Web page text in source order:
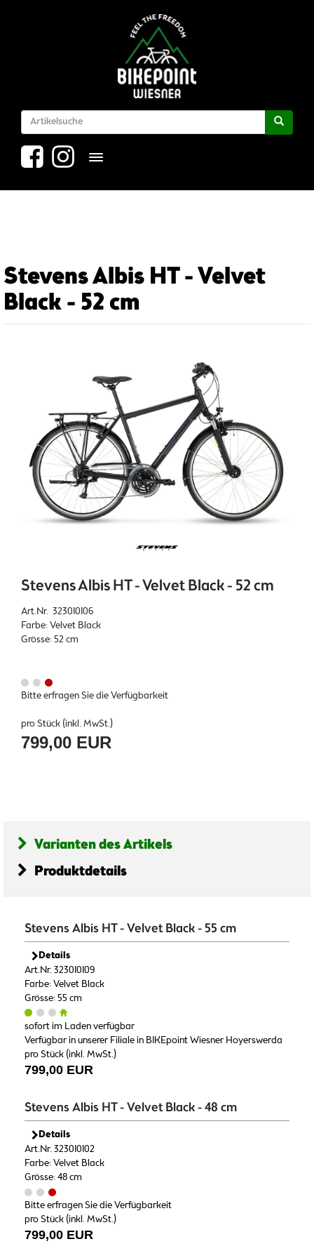
Toggle navigation
Stevens Albis HT - Velvet
Black - 52 cm
Stevens Albis HT - Velvet Black - 52 cm
Art.Nr. 323010106
Farbe: Velvet Black
Grösse: 52 cm
Bitte erfragen Sie die Verfügbarkeit
pro Stück (inkl. MwSt.)
799,00 EUR
Varianten des Artikels
Produktdetails
Stevens Albis HT - Velvet Black - 55 cm
Details
Art.Nr. 323010109
Farbe: Velvet Black
Grösse: 55 cm
sofort im Laden verfügbar
Verfügbar in unserer Filiale in BIKEpoint Wiesner Hoyerswerda
pro Stück (inkl. MwSt.)
799,00 EUR
Stevens Albis HT - Velvet Black - 48 cm
Details
Art.Nr. 323010102
Farbe: Velvet Black
Grösse: 48 cm
Bitte erfragen Sie die Verfügbarkeit
pro Stück (inkl. MwSt.)
799,00 EUR